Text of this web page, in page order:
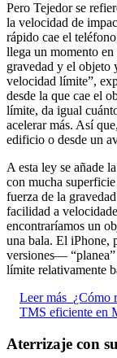
Pero Tejedor se
la velocidad de
rápido cae el
llega un momento
gravedad y el objeto
velocidad límite”,
desde la que cae el
límite, da igual
acelerar más. Así
edificio o desde un
A esta ley se añade
con mucha
fuerza de la
facilidad a
encontraríamos un
una bala. El iPhone,
versiones—
límite relativamente
Leer más ¿Cómo
TMS eficiente en
Aterrizaje con